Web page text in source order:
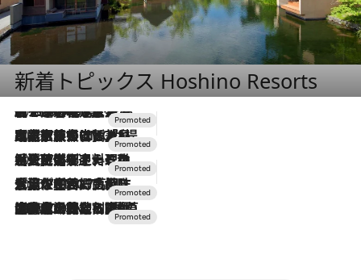
新着トピックス Hoshino Resorts
2026.8.7
【トンボの足水浴】ヒノキの香りに包まれて涼感マックス！約13℃の湧水かけ流しを避暑地「星野温泉 トンボの湯」で体験
2026.7.31
【ホテル帰省】という選択肢をOMOが提案。家族とほどよい距離を保つには「昼は実家、夜は気兼ねなくホテルで！」
2026.7.24
【夏限定ディナーコース】旬を迎える稚鮎や花ズッキーニなどをイタリア・トスカーナの郷土料理の手法で満喫！
2026.7.17
「土佐和ハーブかき氷」がOMO7高知に登場！生姜、山椒、大葉など目にも舌にも涼を呼ぶ郷土の味
2026.7.10
NEW OPEN！【界 草津】名湯の地に誕生。趣の異なる2種の温泉と上州ならではの会席・蕎麦割烹など美食を味わう究極の癒やし旅